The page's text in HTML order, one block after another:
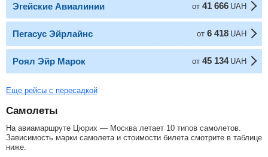
Эгейские Авиалинии от 41 666 UAH
Пегасус Эйрлайнс от 6 418 UAH
Роял Эйр Марок от 45 134 UAH
Еще рейсы с пересадкой
Самолеты
На авиамаршруте Цюрих — Москва летает 10 типов самолетов.
Зависимость марки самолета и стоимости билета смотрите в таблице
ниже.